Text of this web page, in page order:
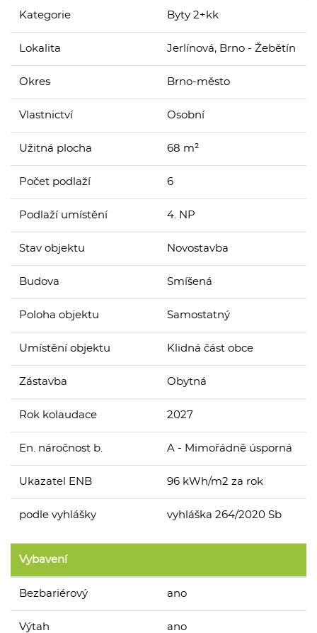
Kategorie Byty 2+kk
Lokalita Jerlínová, Brno - Žebětín
Okres Brno-město
Vlastnictví Osobní
Užitná plocha 68 m²
Počet podlaží 6
Podlaží umístění 4. NP
Stav objektu Novostavba
Budova Smíšená
Poloha objektu Samostatný
Umístění objektu Klidná část obce
Zástavba Obytná
Rok kolaudace 2027
En. náročnost b. A - Mimořádně úsporná
Ukazatel ENB 96 kWh/m2 za rok
podle vyhlášky vyhláška 264/2020 Sb
Vybavení
Bezbariérový ano
Výtah ano